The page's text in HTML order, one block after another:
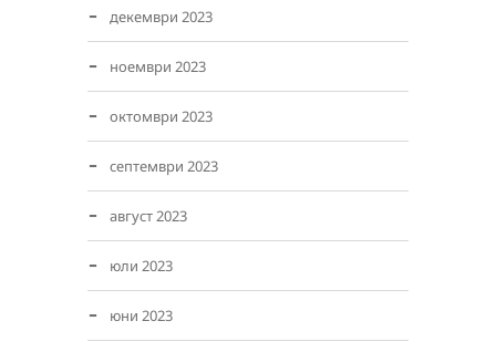
декември 2023
ноември 2023
октомври 2023
септември 2023
август 2023
юли 2023
юни 2023